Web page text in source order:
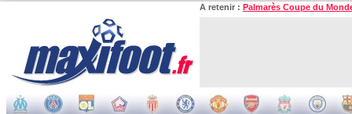
A retenir : Palmarès Coupe du